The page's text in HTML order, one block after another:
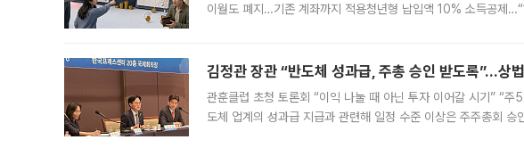
이월도 폐지…기존 계좌까지 적용청년형 납입액 10% 소득공제
김정관 장관 “반도체 성과급, 주총 승인 받도록”…상
관훈클럽 초청 토론회 “이익 나눌 때 아닌 투자 이어갈 시기” “
도체 업계의 성과급 지급과 관련해 일정 수준 이상은 주주총회 승